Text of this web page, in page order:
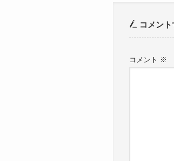
コメント
コメント ※